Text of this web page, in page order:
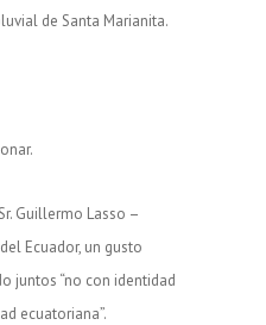
de Santa Marianita.
Guillermo Lasso –
Ecuador, un gusto
juntos “no con identidad
ecuatoriana”.